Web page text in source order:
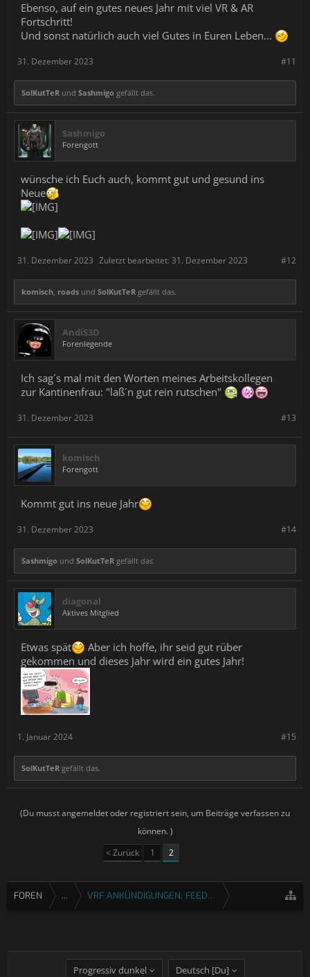
Ebenso, auf ein gutes neues Jahr mit viel VR & AR
Fortschritt!
Und sonst natürlich auch viel Gutes in Euren Leben...
#11
31. Dezember 2023
SolKutTeR und Sashmigo gefällt das.
Sashmigo
Forengott
wünsche ich Euch auch, kommt gut und gesund ins
Neue
#12
31. Dezember 2023 Zuletzt bearbeitet: 31. Dezember 2023
komisch, roads und SolKutTeR gefällt das.
AndiS3D
Forenlegende
Ich sag´s mal mit den Worten meines Arbeitskollegen
zur Kantinenfrau: "laß´n gut rein rutschen"
#13
31. Dezember 2023
komisch
Forengott
Kommt gut ins neue Jahr
#14
31. Dezember 2023
Sashmigo und SolKutTeR gefällt das.
diagonal
Aktives Mitglied
Etwas spät
Aber ich hoffe, ihr seid gut rüber
gekommen und dieses Jahr wird ein gutes Jahr!
#15
1. Januar 2024
SolKutTeR gefällt das.
(Du musst angemeldet oder registriert sein, um Beiträge verfassen zu
können. )
< Zurück
1 2
FOREN ... VRF ANKÜNDIGUNGEN, FEEDBACK & FRAGEN
Progressiv dunkel Deutsch [Du]